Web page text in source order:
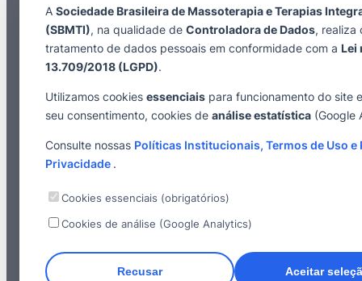
A Sociedade Brasileira de Massoterapia e Terapias
(SBMTI), na qualidade de Controladora de Dados, realiza
tratamento de dados pessoais em conformidade com a Lei
13.709/2018 (LGPD).
Utilizamos cookies essenciais para funcionamento do site
seu consentimento, cookies de análise estatística (Google
Consulte nossas Políticas Institucionais, Termos de Uso e
Privacidade .
Cookies essenciais (obrigatórios)
Cookies de análise (Google Analytics)
Recusar Aceitar